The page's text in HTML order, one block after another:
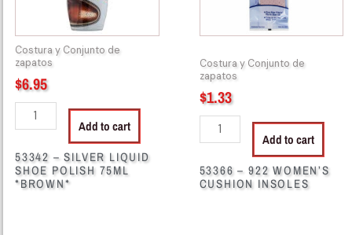
Costura y Conjunto de
zapatos
$6.95
quantity
Add to cart
53342 – SILVER LIQUID
SHOE POLISH 75ML
*BROWN*
Costura y Conjunto de
zapatos
$1.33
Add to cart
53366 – 922 WOMEN’S
CUSHION INSOLES